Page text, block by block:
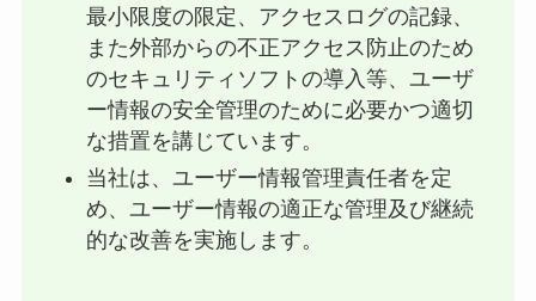
最小限度の限定、アクセスログの記録、
また外部からの不正アクセス防止のため
のセキュリティソフトの導入等、ユーザ
ー情報の安全管理のために必要かつ適切
な措置を講じています。
当社は、ユーザー情報管理責任者を定
め、ユーザー情報の適正な管理及び継続
的な改善を実施します。